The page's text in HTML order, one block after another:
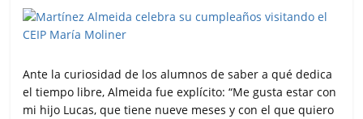
Ante la curiosidad de los alumnos de saber a qué dedica
el tiempo libre, Almeida fue explícito: “Me gusta estar con
mi hijo Lucas, que tiene nueve meses y con el que quiero